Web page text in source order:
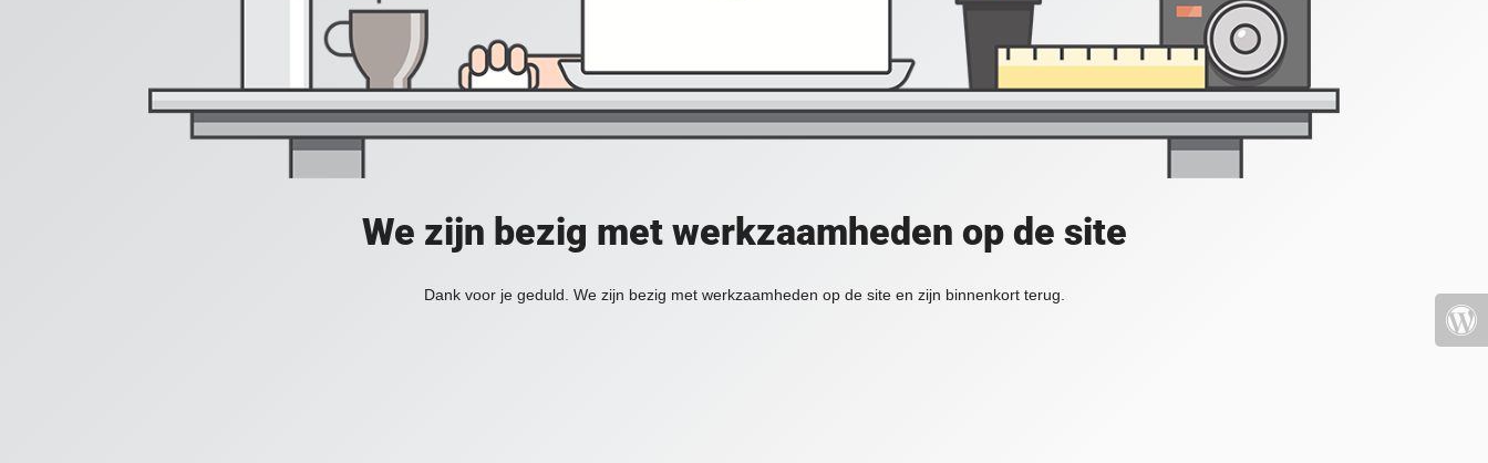
We zijn bezig met werkzaamheden op de site
Dank voor je geduld. We zijn bezig met werkzaamheden op de site en zijn binnenkort terug.